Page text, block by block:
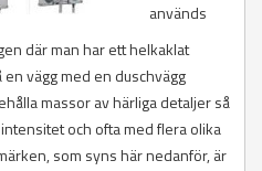
används
där man har ett helkaklat
vägg med en duschvägg
massor av härliga detaljer så
och ofta med flera olika
som syns här nedanför, är